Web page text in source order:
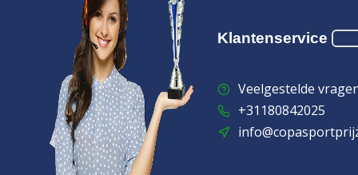
Klantenservice
Veelgestelde
+31180842025